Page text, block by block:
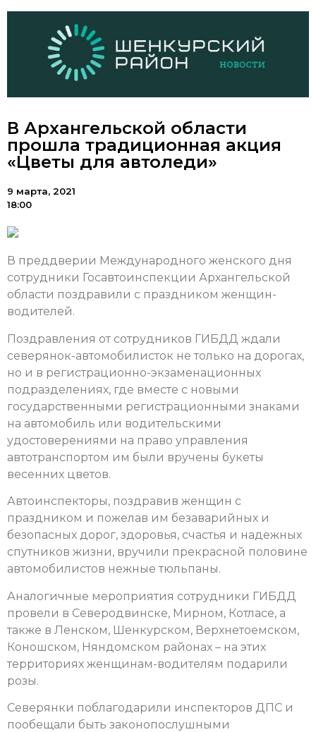
В Архангельской области
прошла традиционная акция
«Цветы для автоледи»
9 марта, 2021
18:00
В преддверии Международного женского дня
сотрудники Госавтоинспекции Архангельской
области поздравили с праздником женщин-
водителей.
Поздравления от сотрудников ГИБДД ждали
северянок-автомобилисток не только на дорогах,
но и в регистрационно-экзаменационных
подразделениях, где вместе с новыми
государственными регистрационными знаками
на автомобиль или водительскими
удостоверениями на право управления
автотранспортом им были вручены букеты
весенних цветов.
Автоинспекторы, поздравив женщин с
праздником и пожелав им безаварийных и
безопасных дорог, здоровья, счастья и надежных
спутников жизни, вручили прекрасной половине
автомобилистов нежные тюльпаны.
Аналогичные мероприятия сотрудники ГИБДД
провели в Северодвинске, Мирном, Котласе, а
также в Ленском, Шенкурском, Верхнетоемском,
Коношском, Няндомском районах – на этих
территориях женщинам-водителям подарили
розы.
Северянки поблагодарили инспекторов ДПС и
пообещали быть законопослушными